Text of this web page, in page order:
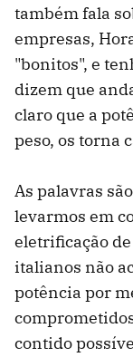
também fala
empresas,
"bonitos", e
dizem que
claro que a
peso, os torna
As palavras
levarmos em
eletrificação
italianos não
potência por
contido